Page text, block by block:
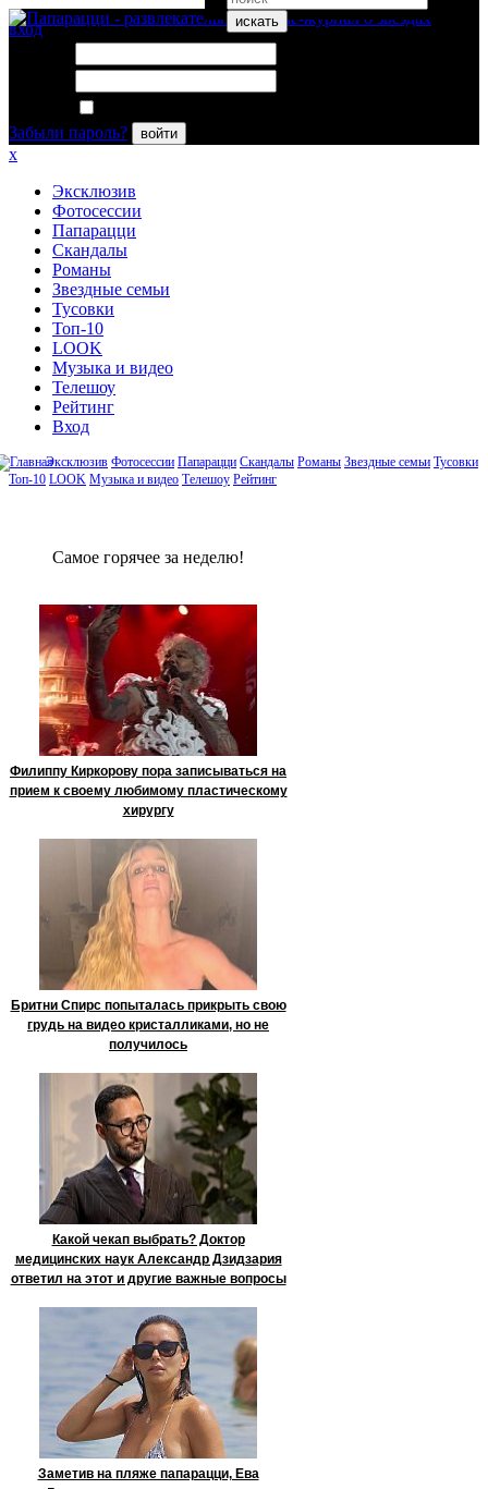
искать
вход
Забыли пароль?
войти
x
Эксклюзив
Фотосессии
Папарацци
Скандалы
Романы
Звездные семьи
Тусовки
Топ-10
LOOK
Музыка и видео
Телешоу
Рейтинг
Вход
Эксклюзив Фотосессии Папарацци Скандалы Романы Звездные семьи Тусовки
Топ-10 LOOK Музыка и видео Телешоу Рейтинг
Сaмое гoрячее за неделю!
Филиппу Киркорову пора записываться на
прием к своему любимому пластическому
хирургу
Бритни Спирс попыталась прикрыть свою
грудь на видео кристалликами, но не
получилось
Какой чекап выбрать? Доктор
медицинских наук Александр Дзидзария
ответил на этот и другие важные вопросы
Заметив на пляже папарацци, Ева